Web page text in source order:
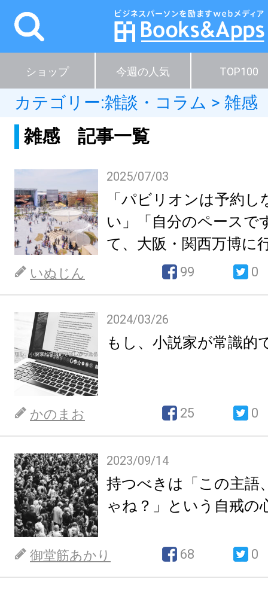
ショップ 今週の人気 TOP100
カテゴリー:雑談・コラム > 雑感
雑感 記事一覧
2025/07/03
「パビリオンは予約
い」「自分のペースで
て、大阪・関西万博に
いぬじん 99 0
2024/03/26
もし、小説家が常識的
かのまお 25 0
2023/09/14
持つべきは「この主語
ゃね？」という自戒の
御堂筋あかり 68 0